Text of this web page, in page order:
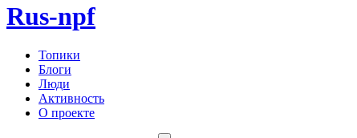
Rus-npf
Топики
Блоги
Люди
Активность
О проекте